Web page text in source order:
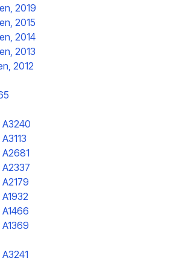
2019
2015
2014
2013
2012